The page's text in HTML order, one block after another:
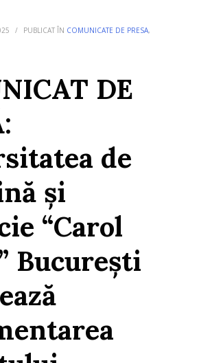
/ PUBLICAT ÎN COMUNICATE DE PRESA,
DE
de
și
“Carol
București